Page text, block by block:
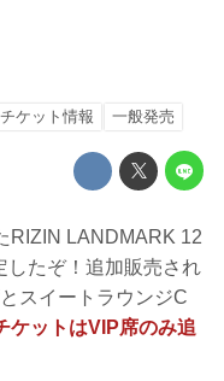
チケット情報 一般発売
RIZIN LANDMARK 12
したぞ！追加販売され
スイートラウンジC
ケットはVIP席のみ追